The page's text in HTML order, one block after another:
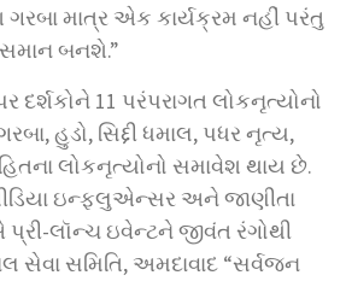
માત્ર એક કાર્યક્રમ નહીં પરંતુ
બનશે.”
દર્શકોને 11 પરંપરાગત લોકનૃત્યોનો
હુડો, સિદ્દી ધમાલ, પધર નૃત્ય,
લોકનૃત્યોનો સમાવેશ થાય છે.
ઇન્ફ્લુએન્સર અને જાણીતા
પ્રી-લૉન્ચ ઇવેન્ટને જીવંત રંગોથી
સેવા સમિતિ, અમદાવાદ “સર્વજન